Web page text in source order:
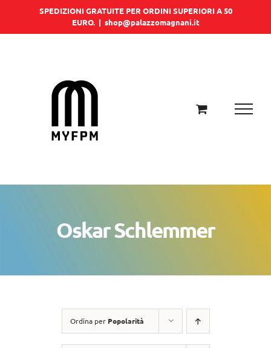
SPEDIZIONI GRATUITE PER ORDINI SUPERIORI A 50
EURO. | shop@palazzomagnani.it
Oskar Schlemmer
Ordina per Popolarità